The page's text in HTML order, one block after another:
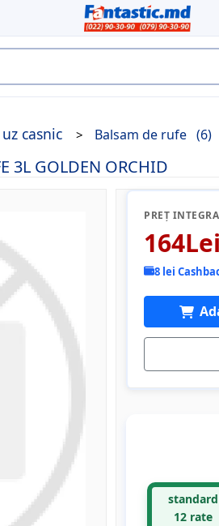
casnic Balsam de rufe (6)
3L GOLDEN ORCHID
PREȚ
164Lei
8 lei
standard
12 rate